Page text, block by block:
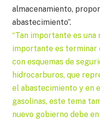
almacenamiento,
abastecimiento”.
“Tan importante es una
importante es terminar
con esquemas de
hidrocarburos, que
el abastecimiento y en
gasolinas, este tema
nuevo gobierno debe